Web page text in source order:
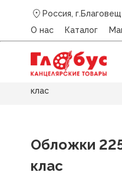
Россия,
О нас
Каталог
Главная /Каталог/
клас
Обложки
клас